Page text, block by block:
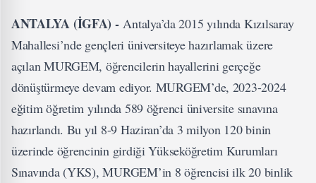
ANTALYA (İGFA) -Antalya’da 2015 yılında Kızılsaray
Mahallesi’nde gençleri üniversiteye hazırlamak üzere
açılan MURGEM, öğrencilerin hayallerini gerçeğe
dönüştürmeye devam ediyor. MURGEM’de, 2023-2024
eğitim öğretim yılında 589 öğrenci üniversite sınavına
hazırlandı. Bu yıl 8-9 Haziran’da 3 milyon 120 binin
üzerinde öğrencinin girdiği Yükseköğretim Kurumları
Sınavında (YKS), MURGEM’in 8 öğrencisi ilk 20 binlik